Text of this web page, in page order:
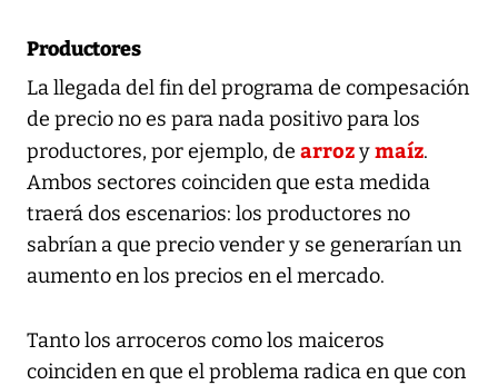
Productores
La llegada del fin del programa de compesación
de precio no es para nada positivo para los
productores, por ejemplo, de arrozymaíz.
Ambos sectores coinciden que esta medida
traerá dos escenarios: los productores no
sabrían a que precio vender y se generarían un
aumento en los precios en el mercado.
Tanto los arroceros como los maiceros
coinciden en que el problema radica en que con